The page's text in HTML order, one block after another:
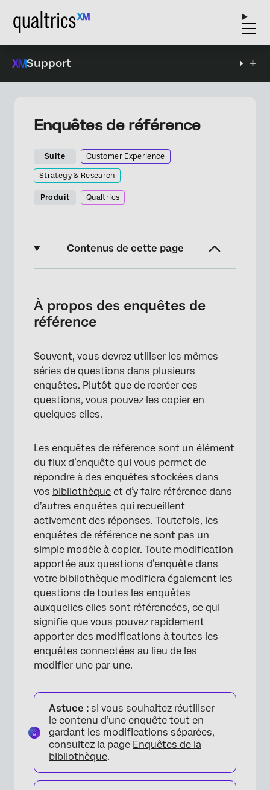
Support
Enquêtes de référence
Suite Customer Experience
Strategy & Research
Produit Qualtrics
Contenus de cette page
Utilisation d’une enquête de référence dans
le Flux d’enquête
générateur d’enquêtes
Édition d’une enquête de référence
Traduction d’une enquête de référence
Navigation dans l’éditeur de l’Enquête de
Approbation des enquêtes de référence
Compatibilité des fonctions
À propos des enquêtes de
référence
Souvent, vous devrez utiliser les mêmes
séries de questions dans plusieurs
enquêtes. Plutôt que de recréer ces
questions, vous pouvez les copier en
quelques clics.
Les enquêtes de référence sont un élément
du flux d’enquête qui vous permet de
répondre à des enquêtes stockées dans
vos bibliothèque et d’y faire référence dans
d’autres enquêtes qui recueillent
activement des réponses. Toutefois, les
enquêtes de référence ne sont pas un
simple modèle à copier. Toute modification
apportée aux questions d’enquête dans
votre bibliothèque modifiera également les
questions de toutes les enquêtes
auxquelles elles sont référencées, ce qui
signifie que vous pouvez rapidement
apporter des modifications à toutes les
enquêtes connectées au lieu de les
modifier une par une.
Astuce : si vous souhaitez réutiliser
le contenu d’une enquête tout en
gardant les modifications séparées,
consultez la page Enquêtes de la
bibliothèque.